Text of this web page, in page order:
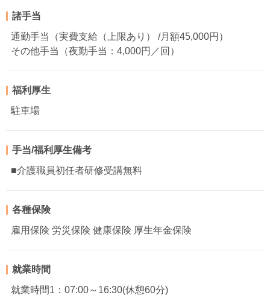
諸手当
通勤手当（実費支給（上限あり） /月額45,000円）
その他手当（夜勤手当：4,000円／回）
福利厚生
駐車場
手当/福利厚生備考
■介護職員初任者研修受講無料
各種保険
雇用保険 労災保険 健康保険 厚生年金保険
就業時間
就業時間1：07:00～16:30(休憩60分)